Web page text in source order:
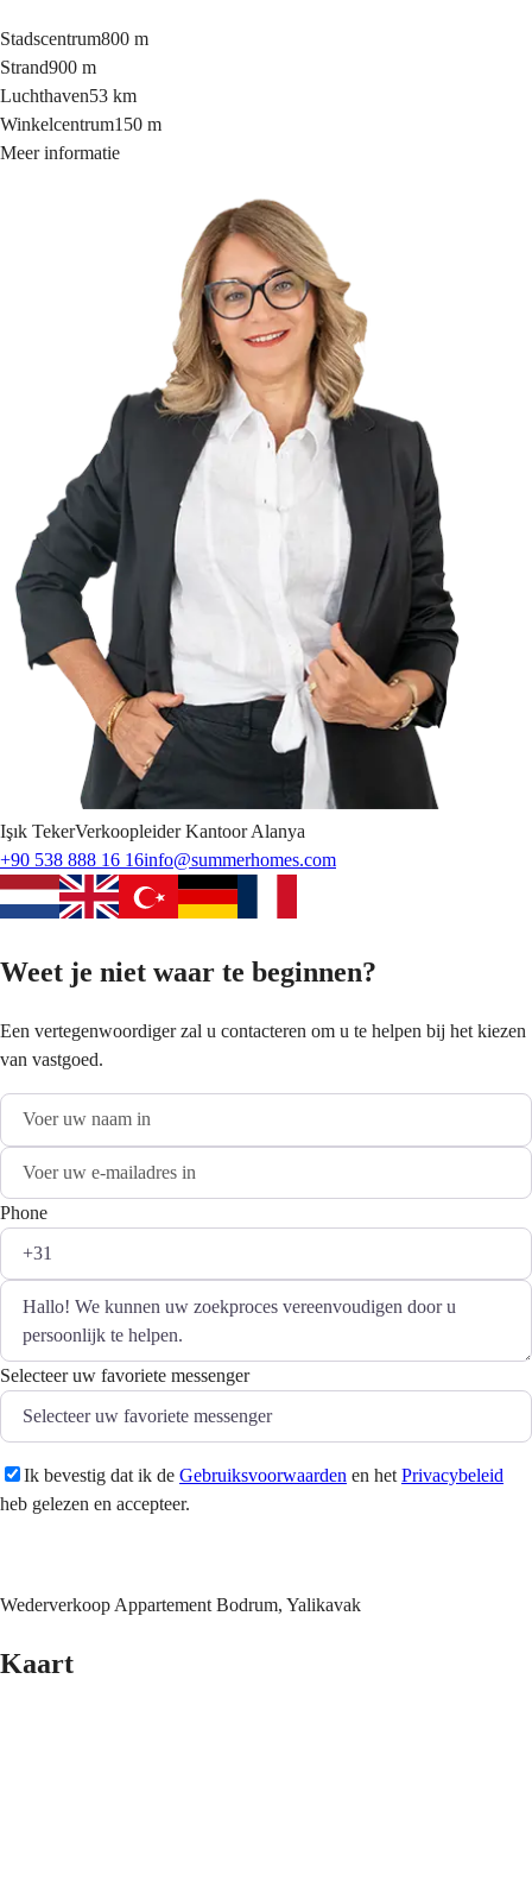
Stadscentrum800 m
Strand900 m
Luchthaven53 km
Winkelcentrum150 m
Meer informatie
Işık TekerVerkoopleider Kantoor Alanya
+90 538 888 16 16info@summerhomes.com
Weet je niet waar te beginnen?
Een vertegenwoordiger zal u contacteren om u te helpen bij het kiezen
van vastgoed.
Phone
Selecteer uw favoriete messenger
Ik bevestig dat ik de Gebruiksvoorwaarden en het Privacybeleid
heb gelezen en accepteer.
Wederverkoop Appartement Bodrum, Yalikavak
Kaart